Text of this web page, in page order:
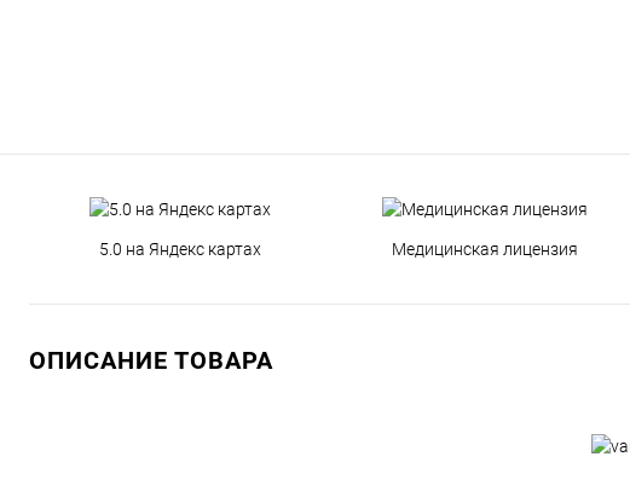
5.0 на Яндекс картах Медицинская лицензия
ОПИСАНИЕ ТОВАРА